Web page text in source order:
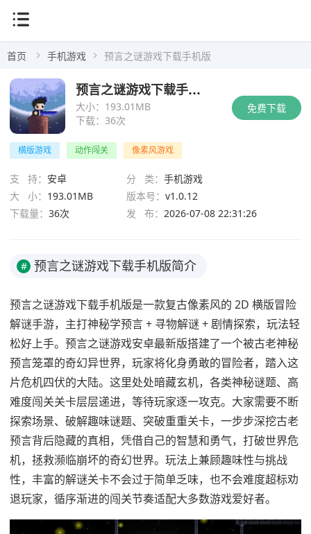
首页 手机游戏 预言之谜游戏下载手机版
免费下载
大小： 193.01MB
下载： 36次
预言之谜游戏下载手机版
横版游戏 动作闯关 像素风游戏
支 持： 安卓 分 类： 手机游戏
大 小： 193.01MB 版本号： v1.0.12
下载量： 36次 发 布： 2026-07-08 22:31:26
# 预言之谜游戏下载手机版简介
预言之谜游戏下载手机版是一款复古像素风的 2D 横版冒险
解谜手游，主打神秘学预言 + 寻物解谜 + 剧情探索，玩法轻
松好上手。预言之谜游戏安卓最新版搭建了一个被古老神秘
预言笼罩的奇幻异世界，玩家将化身勇敢的冒险者，踏入这
片危机四伏的大陆。这里处处暗藏玄机，各类神秘谜题、高
难度闯关关卡层层递进，等待玩家逐一攻克。大家需要不断
探索场景、破解趣味谜题、突破重重关卡，一步步深挖古老
预言背后隐藏的真相，凭借自己的智慧和勇气，打破世界危
机，拯救濒临崩坏的奇幻世界。玩法上兼顾趣味性与挑战
性，丰富的解谜关卡不会过于简单乏味，也不会难度超标劝
退玩家，循序渐进的闯关节奏适配大多数游戏爱好者。